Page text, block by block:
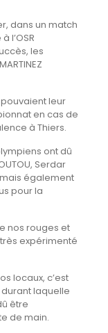
dans un match
l’OSR
les
leur
en cas de
à Thiers.
ont dû
Serdar
également
pour la
nos rouges et
expérimenté
locaux, c’est
laquelle
être
de main.